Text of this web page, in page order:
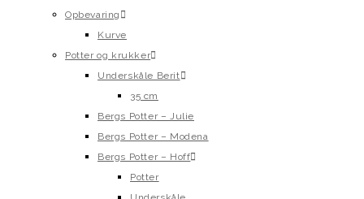
Opbevaring
Kurve
Potter og krukker
Underskåle Berit
35 cm
Bergs Potter – Julie
Bergs Potter – Modena
Bergs Potter – Hoff
Potter